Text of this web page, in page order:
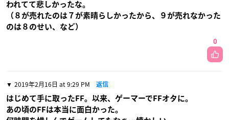
われてて悲しかったな。
（８が売れたのは７が素晴らしかったから、９が売れなかった
のは８のせい、など）
0
2019年2月16日 at 9:29 PM 返信
はじめて手に取ったFF。以来、ゲーマーでFFオタに。
あの頃のFFは本当に面白かった。